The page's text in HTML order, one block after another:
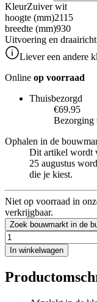
KleurZuiver wit
hoogte (mm)2115
breedte (mm)930
Uitvoering en
Liever een andere
Online op voorraad
Thuisbezorgd
€69.95
Bezorging
Ophalen in de
Dit artikel wordt
25 augustus
die je kiest.
Niet op voorraad in
verkrijgbaar.
Zoek bouwmarkt in de
In winkelwagen